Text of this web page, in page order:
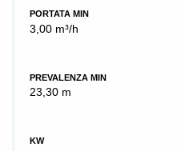
PORTATA MIN
3,00 m³/h
PREVALENZA MIN
23,30 m
KW